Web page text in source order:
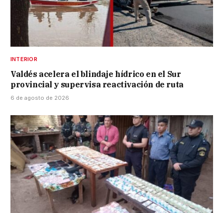
INTERIOR
Valdés acelera el blindaje hídrico en el Sur
provincial y supervisa reactivación de ruta
6 de agosto de 2026